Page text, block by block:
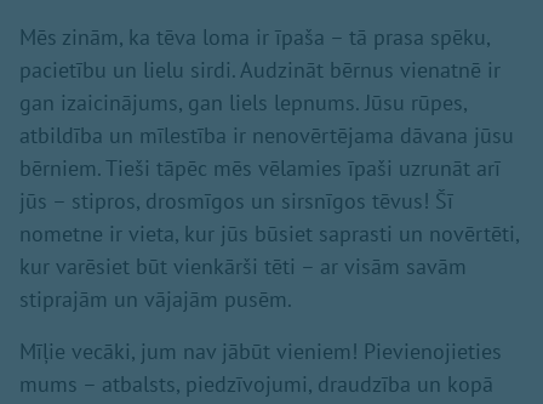
Mēs zinām, ka tēva loma ir īpaša – tā prasa spēku,
pacietību un lielu sirdi. Audzināt bērnus vienatnē ir
gan izaicinājums, gan liels lepnums. Jūsu rūpes,
atbildība un mīlestība ir nenovērtējama dāvana jūsu
bērniem. Tieši tāpēc mēs vēlamies īpaši uzrunāt arī
jūs – stipros, drosmīgos un sirsnīgos tēvus! Šī
nometne ir vieta, kur jūs būsiet saprasti un novērtēti,
kur varēsiet būt vienkārši tēti – ar visām savām
stiprajām un vājajām pusēm.
Mīļie vecāki, jum nav jābūt vieniem! Pievienojieties
mums – atbalsts, piedzīvojumi, draudzība un kopā